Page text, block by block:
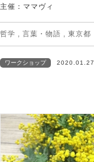
主催：ママヴィ
哲学 , 言葉・物語 , 東京都
ワークショップ 2020.01.27